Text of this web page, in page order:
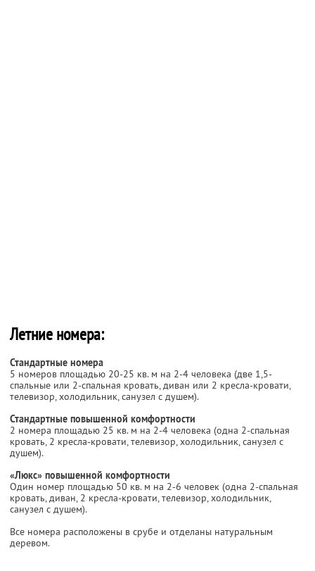
Летние номера:
Стандартные номера
5 номеров площадью 20-25 кв. м на 2-4 человека (две 1,5-
спальные или 2-спальная кровать, диван или 2 кресла-кровати,
телевизор, холодильник, санузел с душем).
Стандартные повышенной комфортности
2 номера площадью 25 кв. м на 2-4 человека (одна 2-спальная
кровать, 2 кресла-кровати, телевизор, холодильник, санузел с
душем).
«Люкс» повышенной комфортности
Один номер площадью 50 кв. м на 2-6 человек (одна 2-спальная
кровать, диван, 2 кресла-кровати, телевизор, холодильник,
санузел с душем).
Все номера расположены в срубе и отделаны натуральным
деревом.